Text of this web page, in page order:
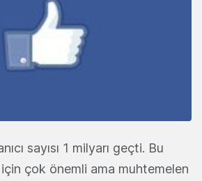
sayısı 1 milyarı geçti. Bu
çok önemli ama muhtemelen